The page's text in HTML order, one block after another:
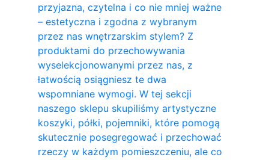
przyjazna, czytelna i co nie mniej ważne
– estetyczna i zgodna z wybranym
przez nas wnętrzarskim stylem? Z
produktami do przechowywania
wyselekcjonowanymi przez nas, z
łatwością osiągniesz te dwa
wspomniane wymogi. W tej sekcji
naszego sklepu skupiliśmy artystyczne
koszyki, półki, pojemniki, które pomogą
skutecznie posegregować i przechować
rzeczy w każdym pomieszczeniu, ale co